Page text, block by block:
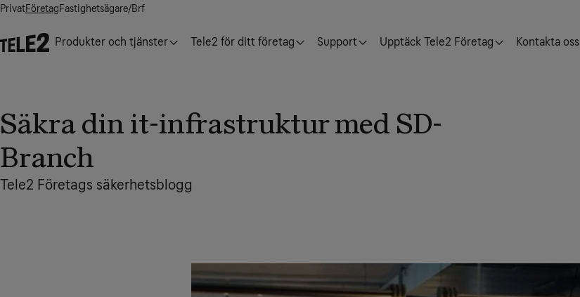
PrivatFöretagFastighetsägare/Brf
Produkter och tjänster Tele2 för ditt företag Support Upptäck Tele2 Företag Kontakta oss
Säkra din it-infrastruktur med SD-
Branch
Tele2 Företags säkerhetsblogg